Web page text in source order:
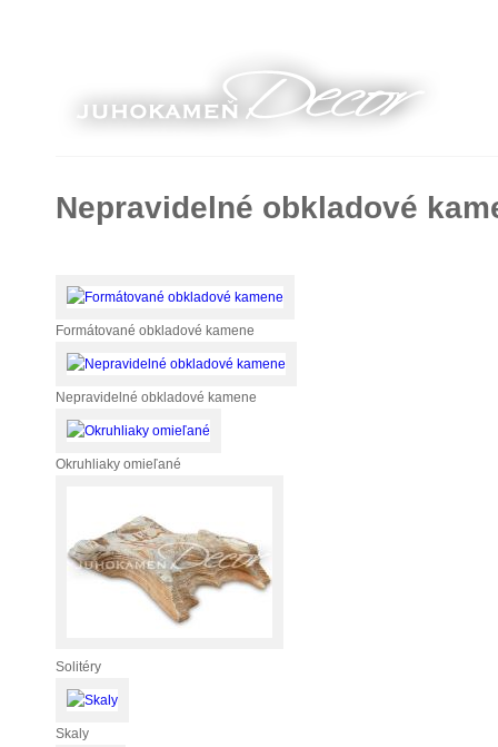
Nepravidelné obkladové
Formátované obkladové kamene
Nepravidelné obkladové kamene
Okruhliaky omieľané
Solitéry
Skaly